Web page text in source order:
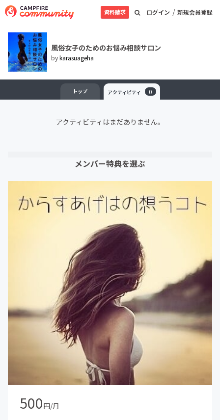
ログイン / 新規会員登録
資料請求
風俗女子のためのお悩み相談サロン
bykarasuageha
トップ アクティビティ 0
アクティビティはまだありません。
メンバー特典を選ぶ
500円/月